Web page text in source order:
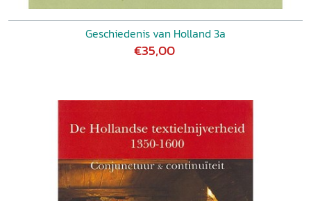
Geschiedenis van Holland 3a
€35,00